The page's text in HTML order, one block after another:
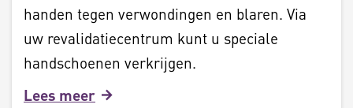
handen tegen verwondingen en blaren. Via
uw revalidatiecentrum kunt u speciale
handschoenen verkrijgen.
Lees meer